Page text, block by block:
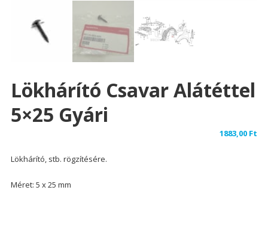
Lökhárító Csavar Alátéttel
5×25 Gyári
1883,00 Ft
Lökhárító, stb. rögzítésére.
Méret: 5 x 25 mm